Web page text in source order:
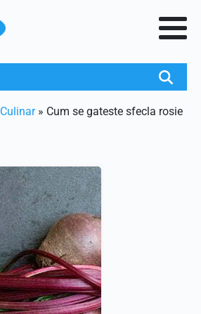
Culinar» Cum se gateste sfecla rosie